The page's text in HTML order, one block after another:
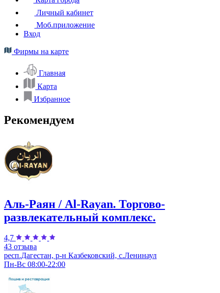
Личный кабинет
Моб.приложение
Вход
Фирмы на карте
Главная
Карта
Избранное
Рекомендуем
Аль-Раян / Al-Rayan. Торгово-
развлекательный комплекс.
4,7
43 отзыва
респ.Дагестан, р-н Казбековский, с.Ленинаул
Пн-Вс 08:00-22:00